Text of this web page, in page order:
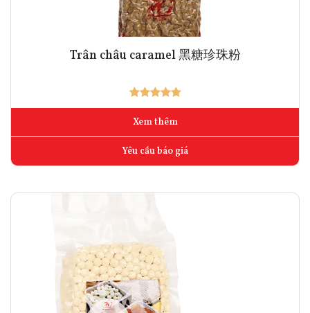
Trân châu caramel 黑糖珍珠粉
Xem thêm
Yêu cầu báo giá